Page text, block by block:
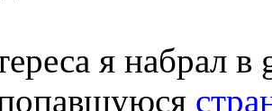
я набрал